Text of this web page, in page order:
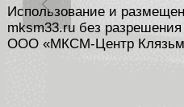
Использование и
mksm33.ru без разрешения
ООО «МКСМ-Центр